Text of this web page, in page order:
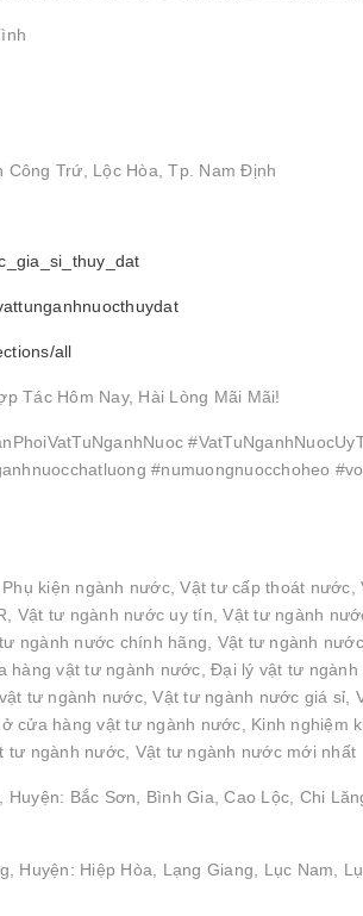
Công Trứ, Lộc Hòa, Tp. Nam Định
all
Tác Hôm Nay, Hài Lòng Mãi Mãi!
#numuongnuocchoheo
kiện ngành nước, Vật tư cấp thoát nước,
Vật tư ngành nước uy tín, Vật tư ngành
ngành nước chính hãng, Vật tư ngành
hàng vật tư ngành nước, Đại lý vật tư
tư ngành nước, Vật tư ngành nước giá sỉ,
cửa hàng vật tư ngành nước, Kinh nghiệm
tư ngành nước, Vật tư ngành nước mới nhất
Bắc Sơn, Bình Gia, Cao Lộc, Chi
Huyện: Hiệp Hòa, Lạng Giang, Lục Nam,